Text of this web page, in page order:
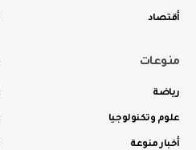
أقتصاد
منوعات
رياضة
علوم وتكنولوجيا
أخبار منوعة